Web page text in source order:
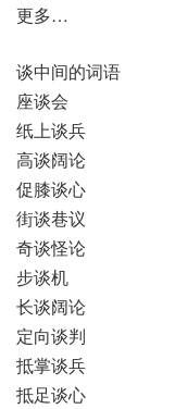
更多…
谈中间的词语
座谈会
纸上谈兵
高谈阔论
促膝谈心
街谈巷议
奇谈怪论
步谈机
长谈阔论
定向谈判
抵掌谈兵
抵足谈心